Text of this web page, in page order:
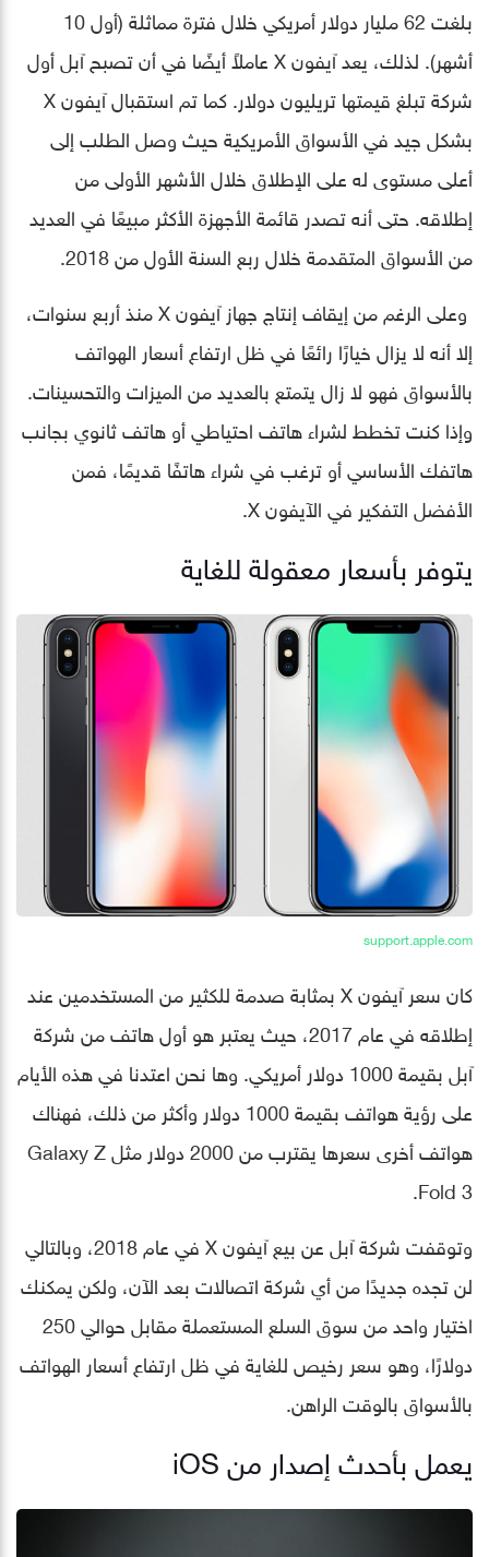
بلغت 62 مليار دولار أمريكي خلال فترة مماثلة (أول 10
أشهر). لذلك، يعد آيفون X عاملاً أيضًا في أن تصبح آبل أول
شركة تبلغ قيمتها تريليون دولار. كما تم استقبال آيفون X
بشكل جيد في الأسواق الأمريكية حيث وصل الطلب إلى
أعلى مستوى له على الإطلاق خلال الأشهر الأولى من
إطلاقه. حتى أنه تصدر قائمة الأجهزة الأكثر مبيعًا في العديد
من الأسواق المتقدمة خلال ربع السنة الأول من 2018.
وعلى الرغم من إيقاف إنتاج جهاز آيفون X منذ أربع سنوات،
إلا أنه لا يزال خيارًا رائعًا في ظل ارتفاع أسعار الهواتف
بالأسواق فهو لا زال يتمتع بالعديد من الميزات والتحسينات.
وإذا كنت تخطط لشراء هاتف احتياطي أو هاتف ثانوي بجانب
هاتفك الأساسي أو ترغب في شراء هاتفًا قديمًا، فمن
الأفضل التفكير في الآيفون X.
يتوفر بأسعار معقولة للغاية
support.apple.com
كان سعر آيفون X بمثابة صدمة للكثير من المستخدمين عند
إطلاقه في عام 2017، حيث يعتبر هو أول هاتف من شركة
آبل بقيمة 1000 دولار أمريكي. وها نحن اعتدنا في هذه الأيام
على رؤية هواتف بقيمة 1000 دولار وأكثر من ذلك، فهناك
هواتف أخرى سعرها يقترب من 2000 دولار مثل Galaxy Z
Fold 3.
وتوقفت شركة آبل عن بيع آيفون X في عام 2018، وبالتالي
لن تجده جديدًا من أي شركة اتصالات بعد الآن، ولكن يمكنك
اختيار واحد من سوق السلع المستعملة مقابل حوالي 250
دولارًا، وهو سعر رخيص للغاية في ظل ارتفاع أسعار الهواتف
بالأسواق بالوقت الراهن.
يعمل بأحدث إصدار من iOS